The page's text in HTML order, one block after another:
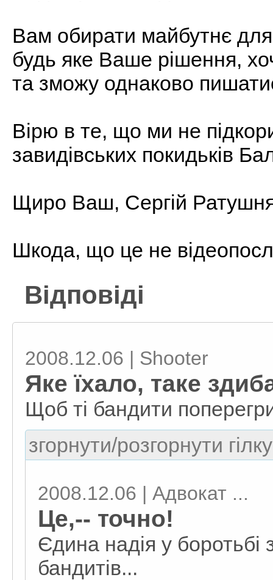
Вам обирати майбутнє
будь яке Ваше рішення,
та зможу однаково
Вірю в те, що ми не
завидівських покидьків
Щиро Ваш, Сергій
Шкода, що це не
Відповіді
2008.12.06 | Shooter
Яке їхало, таке
Щоб ті бандити
згорнути/розгорнути
2008.12.06 | Адвокат ...
Це,-- точно!
Єдина надія у
бандитів...